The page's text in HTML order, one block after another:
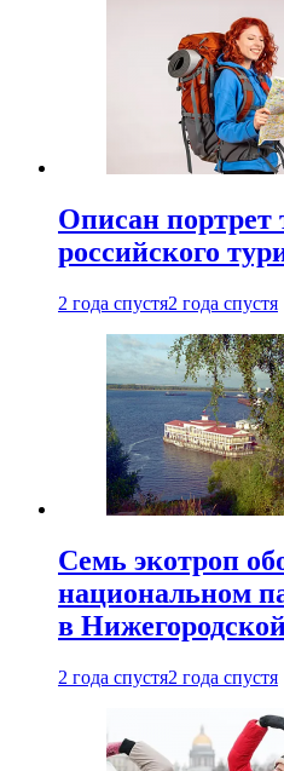
Описан портрет
российского
2 года спустя2 года спустя
Семь экотроп
национальном
в
2 года спустя2 года спустя